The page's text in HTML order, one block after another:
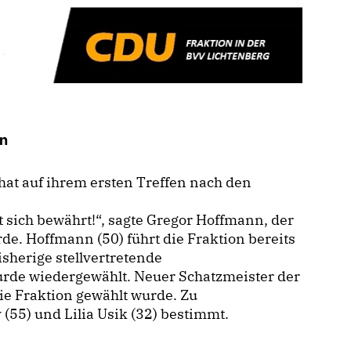
auf ihrem ersten Treffen nach den
bewährt!“, sagte Gregor Hoffmann, der
Hoffmann (50) führt die Fraktion bereits
stellvertretende
wiedergewählt. Neuer Schatzmeister der
Fraktion gewählt wurde. Zu
und Lilia Usik (32) bestimmt.